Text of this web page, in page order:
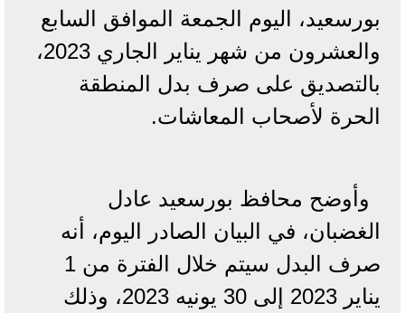
بورسعيد، اليوم الجمعة الموافق السابع
والعشرون من شهر يناير الجاري 2023،
بالتصديق على صرف بدل المنطقة
الحرة لأصحاب المعاشات.
وأوضح محافظ بورسعيد عادل
الغضبان، في البيان الصادر اليوم، أنه
صرف البدل سيتم خلال الفترة من 1
يناير 2023 إلى 30 يونيه 2023، وذلك